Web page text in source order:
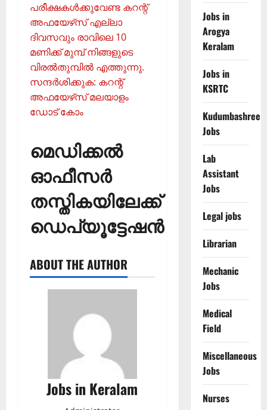
പരീക്ഷകള്‍ക്കുവേണ്ട കറന്റ്
അഫയേഴ്‌സ് എല്ലാ
ദിവസവും രാവിലെ 10
മണിക്ക് മുമ്പ് നിങ്ങളുടെ
വിരല്‍തുമ്പില്‍ എത്തുന്നു.
സന്ദര്‍ശിക്കുക: കറന്റ്
അഫയേഴ്‌സ് മലയാളം
ഡോട് കോം
മെഡിക്കൽ
ഓഫീസർ
തസ്തികയിലേക്ക്
ഡെപ്യൂട്ടേഷന്‍
ABOUT THE AUTHOR
Jobs in Keralam
Jobs in
Arogya
Keralam
Jobs in
KSRTC
Kudumbashree
Jobs
Lab
Assistant
Jobs
Legal jobs
Librarian
Mechanic
Jobs
Medical
Field
Miscellaneous
Jobs
Nurses